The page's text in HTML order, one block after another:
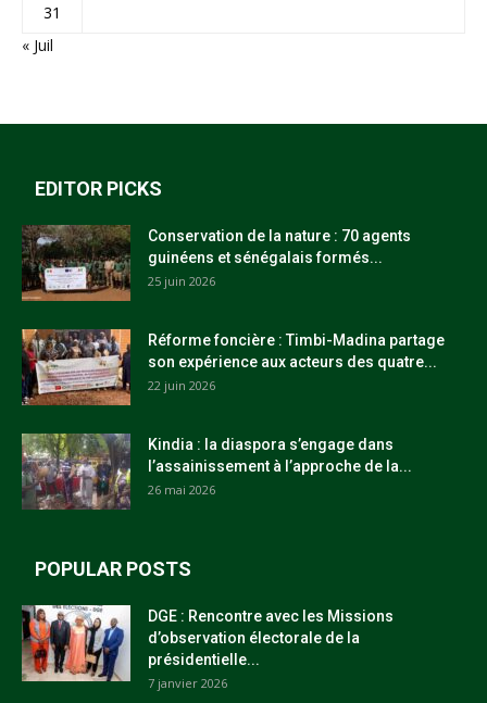
31
« Juil
EDITOR PICKS
Conservation de la nature : 70 agents
guinéens et sénégalais formés...
25 juin 2026
Réforme foncière : Timbi-Madina partage
son expérience aux acteurs des quatre...
22 juin 2026
Kindia : la diaspora s’engage dans
l’assainissement à l’approche de la...
26 mai 2026
POPULAR POSTS
DGE : Rencontre avec les Missions
d’observation électorale de la
présidentielle...
7 janvier 2026